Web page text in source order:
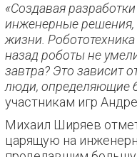
«Создавая
инженерные решения,
жизни.
назад роботы не
завтра? Это зависит
люди, определяющие
участникам игр
Михаил Ширяев
царящую на